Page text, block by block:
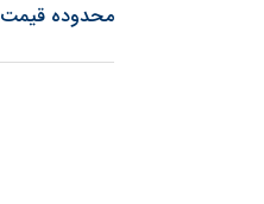
محدوده قیمت